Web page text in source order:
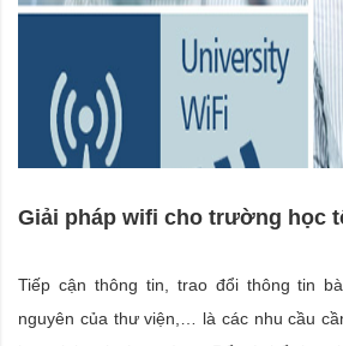
Giải pháp wifi cho trường học
Tiếp cận thông tin, trao đổi thông tin
nguyên của thư viện,… là các nhu cầu